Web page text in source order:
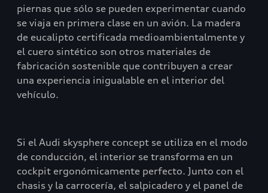
piernas que sólo se pueden experimentar cuando
se viaja en primera clase en un avión. La madera
de eucalipto certificada medioambientalmente y
el cuero sintético son otros materiales de
fabricación sostenible que contribuyen a crear
una experiencia inigualable en el interior del
vehículo.
Si el Audi skysphere concept se utiliza en el modo
de conducción, el interior se transforma en un
cockpit ergonómicamente perfecto. Junto con el
chasis y la carrocería, el salpicadero y el panel de